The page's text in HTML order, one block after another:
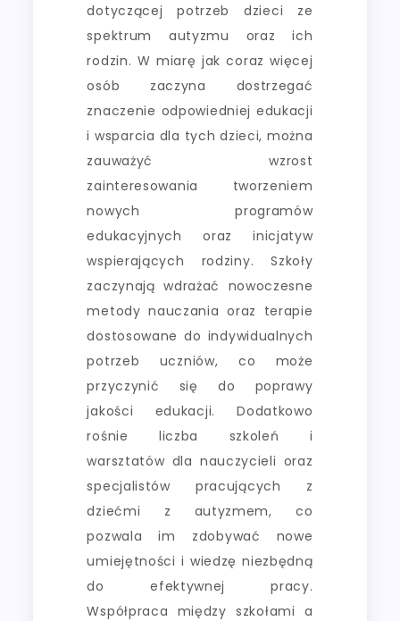
dotyczącej potrzeb dzieci ze
spektrum autyzmu oraz ich
rodzin. W miarę jak coraz więcej
osób zaczyna dostrzegać
znaczenie odpowiedniej edukacji
i wsparcia dla tych dzieci, można
zauważyć wzrost
zainteresowania tworzeniem
nowych programów
edukacyjnych oraz inicjatyw
wspierających rodziny. Szkoły
zaczynają wdrażać nowoczesne
metody nauczania oraz terapie
dostosowane do indywidualnych
potrzeb uczniów, co może
przyczynić się do poprawy
jakości edukacji. Dodatkowo
rośnie liczba szkoleń i
warsztatów dla nauczycieli oraz
specjalistów pracujących z
dziećmi z autyzmem, co
pozwala im zdobywać nowe
umiejętności i wiedzę niezbędną
do efektywnej pracy.
Współpraca między szkołami a